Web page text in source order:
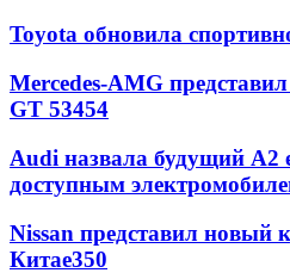
Toyota обновила
Mercedes-AMG
GT 53454
Audi назвала будущий
доступным
Nissan представил новый
Китае350